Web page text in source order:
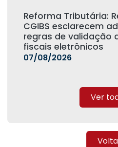
Reforma Tributária:
CGIBS esclarecem
regras de validação
fiscais eletrônicos
07/08/2026
Ver